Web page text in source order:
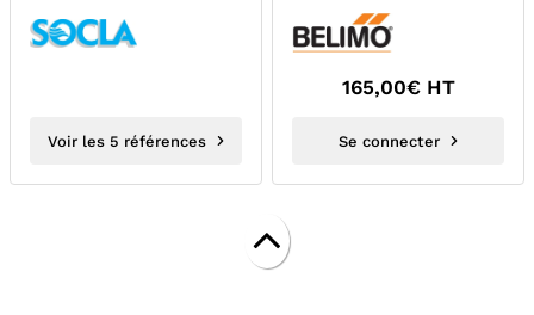
DE CENTRAGE PN6
SOCLA
Voir les 5 références
165,00€ HT
Se connecter